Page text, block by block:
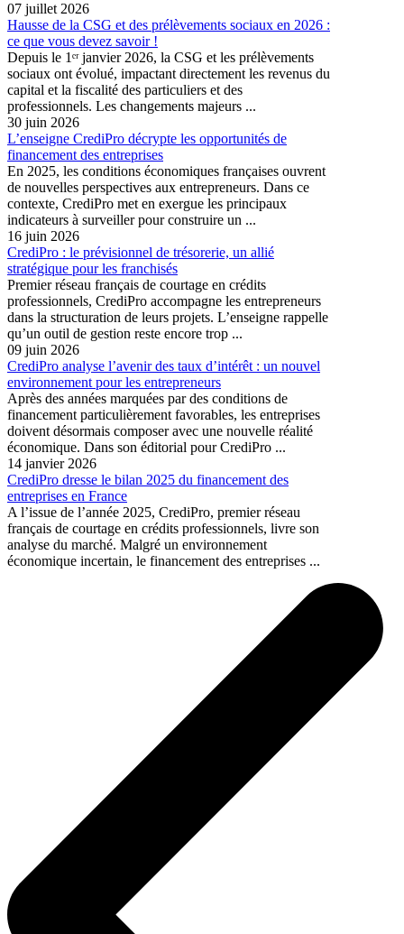
07 juillet 2026
Hausse de la CSG et des prélèvements sociaux en 2026 :
ce que vous devez savoir !
Depuis le 1ᵉʳ janvier 2026, la CSG et les prélèvements
sociaux ont évolué, impactant directement les revenus du
capital et la fiscalité des particuliers et des
professionnels. Les changements majeurs ...
30 juin 2026
L’enseigne CrediPro décrypte les opportunités de
financement des entreprises
En 2025, les conditions économiques françaises ouvrent
de nouvelles perspectives aux entrepreneurs. Dans ce
contexte, CrediPro met en exergue les principaux
indicateurs à surveiller pour construire un ...
16 juin 2026
CrediPro : le prévisionnel de trésorerie, un allié
stratégique pour les franchisés
Premier réseau français de courtage en crédits
professionnels, CrediPro accompagne les entrepreneurs
dans la structuration de leurs projets. L’enseigne rappelle
qu’un outil de gestion reste encore trop ...
09 juin 2026
CrediPro analyse l’avenir des taux d’intérêt : un nouvel
environnement pour les entrepreneurs
Après des années marquées par des conditions de
financement particulièrement favorables, les entreprises
doivent désormais composer avec une nouvelle réalité
économique. Dans son éditorial pour CrediPro ...
14 janvier 2026
CrediPro dresse le bilan 2025 du financement des
entreprises en France
A l’issue de l’année 2025, CrediPro, premier réseau
français de courtage en crédits professionnels, livre son
analyse du marché. Malgré un environnement
économique incertain, le financement des entreprises ...